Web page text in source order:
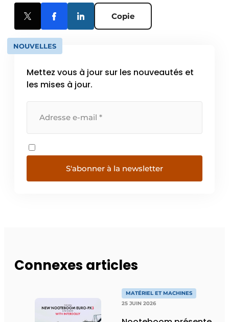
Copie
NOUVELLES
Mettez vous à jour sur les nouveautés et
les mises à jour.
S'abonner à la newsletter
Connexes articles
MATÉRIEL ET MACHINES
25 JUIN 2026